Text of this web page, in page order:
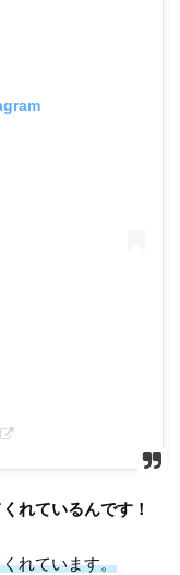
れているんです！
れています。